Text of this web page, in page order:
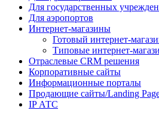
Для государственных
Для аэропортов
Интернет-магазины
Готовый интернет-
Типовые интернет-
Отраслевые CRM решения
Корпоративные сайты
Информационные порталы
Продающие сайты/Landing
IP АТС